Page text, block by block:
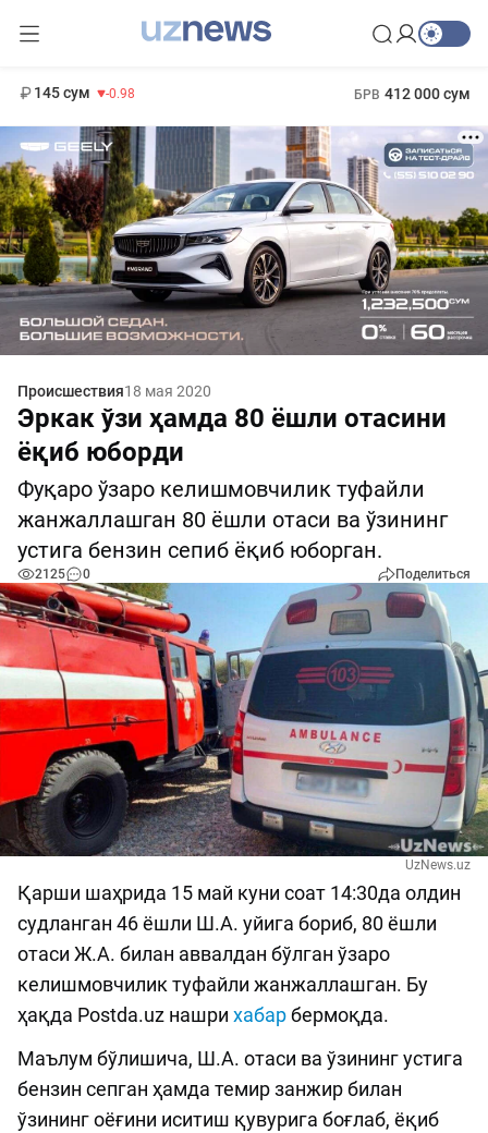
145 сум -0.98 БРВ 412 000 сум
Происшествия18 мая 2020
Эркак ўзи ҳамда 80 ёшли отасини
ёқиб юборди
Фуқаро ўзаро келишмовчилик туфайли
жанжаллашган 80 ёшли отаси ва ўзининг
устига бензин сепиб ёқиб юборган.
2125 0 Поделиться
UzNews.uz
Қарши шаҳрида 15 май куни соат 14:30да олдин
судланган 46 ёшли Ш.А. уйига бориб, 80 ёшли
отаси Ж.А. билан аввалдан бўлган ўзаро
келишмовчилик туфайли жанжаллашган. Бу
ҳақда Postda.uz нашри хабарбермоқда.
Маълум бўлишича, Ш.А. отаси ва ўзининг устига
бензин сепган ҳамда темир занжир билан
ўзининг оёғини иситиш қувурига боғлаб, ёқиб